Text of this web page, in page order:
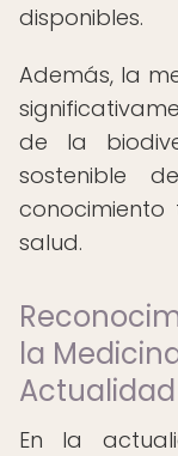
disponibles.
Además, la
de la
sostenible
salud.
la
Actualidad
En la